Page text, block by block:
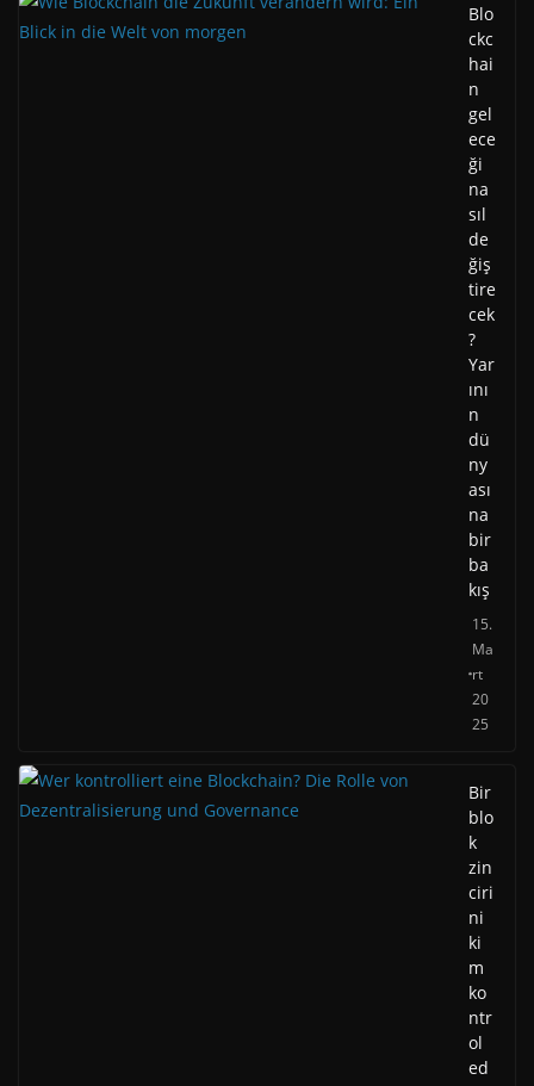
Blo
ckc
hai
n
gel
ece
ği
na
sıl
de
ğiş
tire
cek
?
Yar
ını
n
dü
ny
ası
na
bir
ba
kış
15.
Ma
rt
20
25
Bir
blo
k
zin
ciri
ni
ki
m
ko
ntr
ol
ed